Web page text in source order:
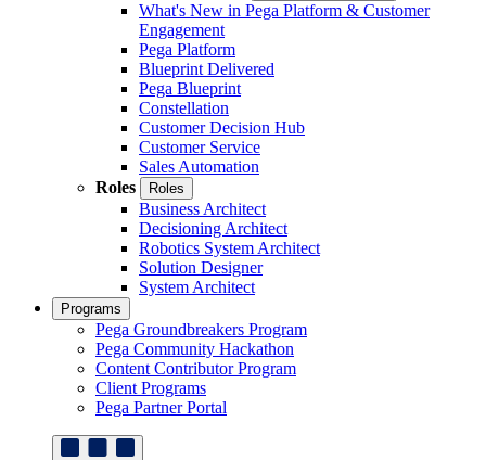
What's New in Pega Platform & Customer
Engagement
Pega Platform
Blueprint Delivered
Pega Blueprint
Constellation
Customer Decision Hub
Customer Service
Sales Automation
Roles
Roles
Business Architect
Decisioning Architect
Robotics System Architect
Solution Designer
System Architect
Programs
Pega Groundbreakers Program
Pega Community Hackathon
Content Contributor Program
Client Programs
Pega Partner Portal